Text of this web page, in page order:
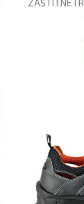
ZAŠTITNE I